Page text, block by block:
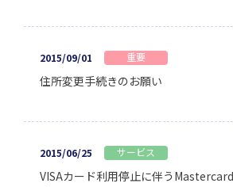
2015/09/01 重要
住所変更手続きのお願い
2015/06/25 サービス
VISAカード利用停止に伴う